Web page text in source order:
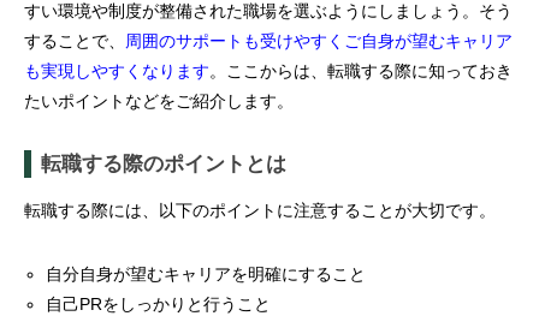
すい環境や制度が整備された職場を選ぶようにしましょう。そう
することで、
周囲のサポートも受けやすくご自身が望むキャリア
も実現しやすくなります。ここからは、転職する際に知っておき
たいポイントなどをご紹介します。
転職する際のポイントとは
転職する際には、以下のポイントに注意することが大切です。
自分自身が望むキャリアを明確にすること
自己PRをしっかりと行うこと